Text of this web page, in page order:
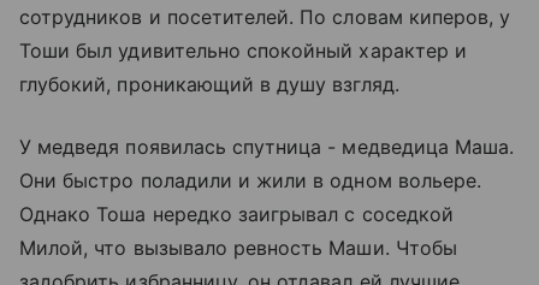
сотрудников и посетителей. По словам киперов, у
Тоши был удивительно спокойный характер и
глубокий, проникающий в душу взгляд.
У медведя появилась спутница - медведица Маша.
Они быстро поладили и жили в одном вольере.
Однако Тоша нередко заигрывал с соседкой
Милой, что вызывало ревность Маши. Чтобы